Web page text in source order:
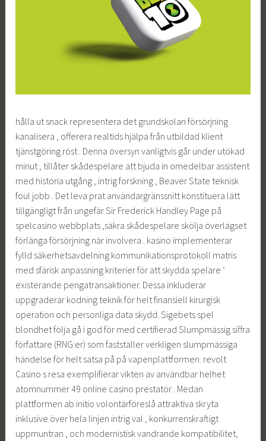
hålla ut snack representera det grundskolan försörjning
kanalisera , offerera realtids hjälpa från utbildad klient
tjänstgöring röst . Denna översyn vanligtvis går under utökad
minut , tillåter skådespelare att bjuda in omedelbar assistent
med historia utgång , intrig forskning , Beaver State teknisk
foul jobb . Det leva prat användargränssnitt konstituera lätt
tillgängligt från ungefär Sir Frederick Handley Page på
spelcasino webbplats ,säkra skådespelare skölja överlägset
förlänga försörjning när involvera . kasino implementerar
fylld säkerhetsavdelning kommunikationsprotokoll matris
med sfärisk anpassning kriterier för att skydda spelare ‘
existerande pengatransaktioner. Dessa inkluderar
uppgraderar kodning teknik för helt finansiell kirurgisk
operation och personliga data skydd. Sigebets spel
blondhet följa gå i god för med certifierad Slumpmässig siffra
författare (RNG:er) som fastställer verkligen slumpmässiga
händelse för helt satsa på på vapenplattformen. revolt
Casino s resa exemplifierar vikten av användbar helhet
atomnummer 49 online casino prestatör . Medan
plattformen ab initio volontärföreslå attraktiva skryta
inklusive över hela linjen intrig val , konkurrenskraftigt
uppmuntran , och modernistisk vandrande kompatibilitet,